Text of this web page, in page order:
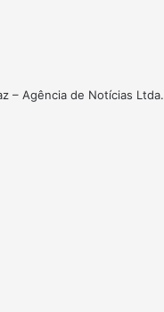
– Agência de Notícias Ltda.